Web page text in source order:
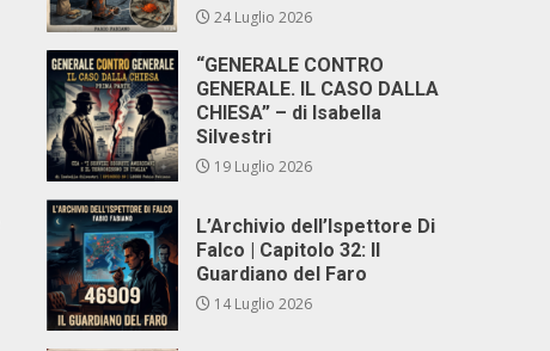
24 Luglio 2026
“GENERALE CONTRO
GENERALE. IL CASO DALLA
CHIESA” – di Isabella
Silvestri
19 Luglio 2026
L’Archivio dell’Ispettore Di
Falco | Capitolo 32: Il
Guardiano del Faro
14 Luglio 2026